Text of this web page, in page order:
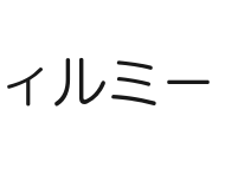
ルミー